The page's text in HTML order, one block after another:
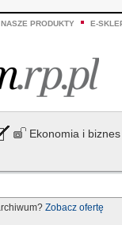
PRODUKTY E-
Ekonomia i biznes
Zobacz ofertę